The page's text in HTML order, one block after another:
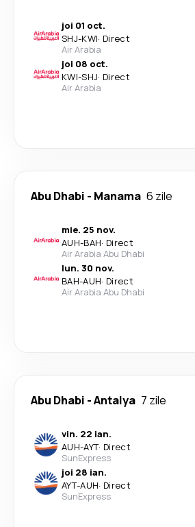
joi 01 oct.
SHJ-KWI· Direct
Air Arabia
joi 08 oct.
KWI-SHJ· Direct
Air Arabia
Abu Dhabi - Manama 6 zile
mie. 25 nov.
AUH-BAH· Direct
Air Arabia Abu Dhabi
lun. 30 nov.
BAH-AUH· Direct
Air Arabia Abu Dhabi
Abu Dhabi -Antalya 7 zile
vin. 22 ian.
AUH-AYT· Direct
SunExpress
joi 28 ian.
AYT-AUH· Direct
SunExpress